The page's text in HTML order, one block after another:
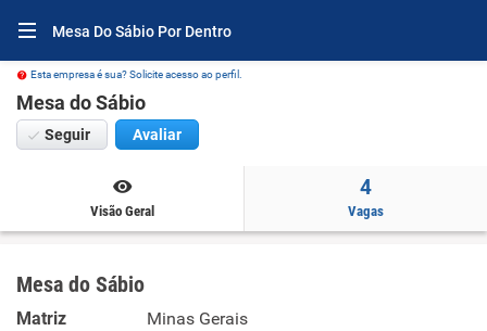
Mesa Do Sábio Por Dentro
Esta empresa é sua? Solicite acesso ao perfil.
Mesa do Sábio
Seguir Avaliar
Visão Geral
4
Vagas
Mesa do Sábio
Matriz
Minas Gerais